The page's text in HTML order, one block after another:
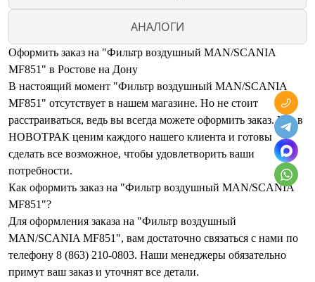
АНАЛОГИ
Оформить заказ на "Фильтр воздушный MAN/SCANIA
MF851" в Ростове на Дону
В настоящий момент "Фильтр воздушный MAN/SCANIA
MF851" отсутствует в нашем магазине. Но не стоит
расстраиваться, ведь вы всегда можете оформить заказ. Мы в
НОВОТРАК ценим каждого нашего клиента и готовы
сделать все возможное, чтобы удовлетворить ваши
потребности.
Как оформить заказ на "Фильтр воздушный MAN/SCANIA
MF851"?
Для оформления заказа на "Фильтр воздушный
MAN/SCANIA MF851", вам достаточно связаться с нами по
телефону 8 (863) 210-0803. Наши менеджеры обязательно
примут ваш заказ и уточнят все детали.